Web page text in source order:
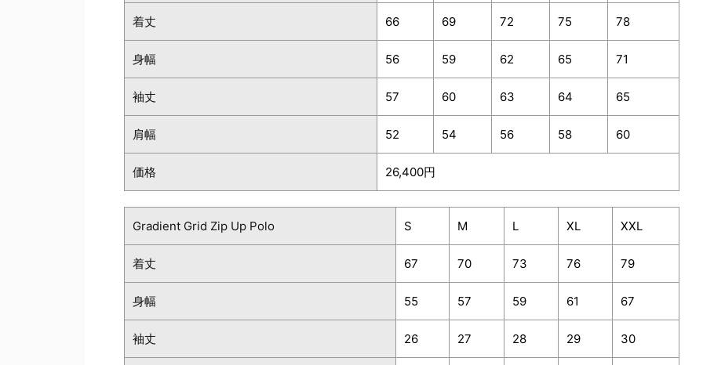
着丈 66 69 72 75 78
身幅 56 59 62 65 71
袖丈 57 60 63 64 65
肩幅 52 54 56 58 60
価格 26,400円
Gradient Grid Zip Up Polo S M L XL XXL
着丈 67 70 73 76 79
身幅 55 57 59 61 67
袖丈 26 27 28 29 30